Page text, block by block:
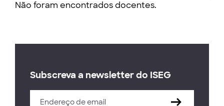
Não foram encontrados docentes.
Subscreva a newsletter do ISEG